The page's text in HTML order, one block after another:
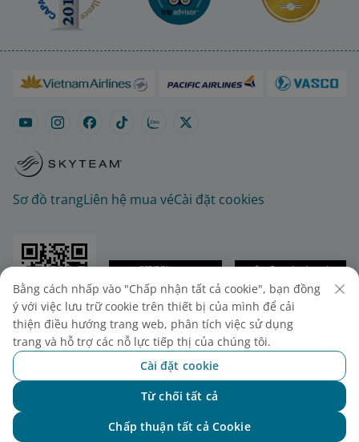
Sơ đồ trangLiên hệ mua véCài đặt cookies
© 2025 Vietnam Airlines JSC
Tổng công ty Hàng không Việt Nam - CTCP. Số 200
Nguyễn Sơn, Phường Bồ Đề, Hà Nội.
Điện thoại: (+84-24) 38272289. Fax: (+84-24)
Giấy chứng nhận đăng ký doanh nghiệp, mã số
Bằng cách nhấp vào "Chấp nhận tất cả cookie", bạn đồng
ý với việc lưu trữ cookie trên thiết bị của mình để cải
thiện điều hướng trang web, phân tích việc sử dụng
trang và hỗ trợ các nỗ lực tiếp thị của chúng tôi.
Cài đặt cookie
Từ chối tất cả
Chấp thuận tất cả Cookie